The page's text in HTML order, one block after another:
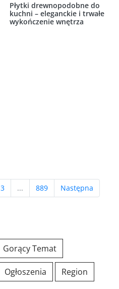
Płytki drewnopodobne do
kuchni – eleganckie i trwałe
wykończenie wnętrza
3 ... 889 Następna
Gorący Temat
Ogłoszenia Region